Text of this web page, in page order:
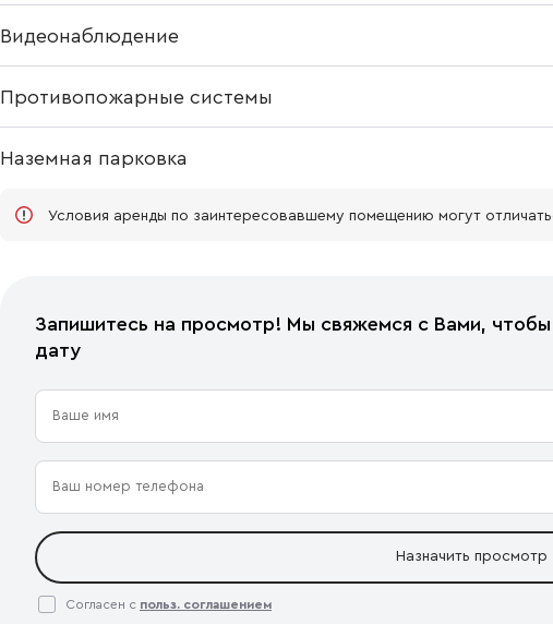
Видеонаблюдение
Противопожарные системы
Наземная парковка
Условия аренды по заинтересовавшему помещению могут
Запишитесь на просмотр! Мы свяжемся с Вами,
дату
Назначить просмотр
Согласен с польз. соглашением